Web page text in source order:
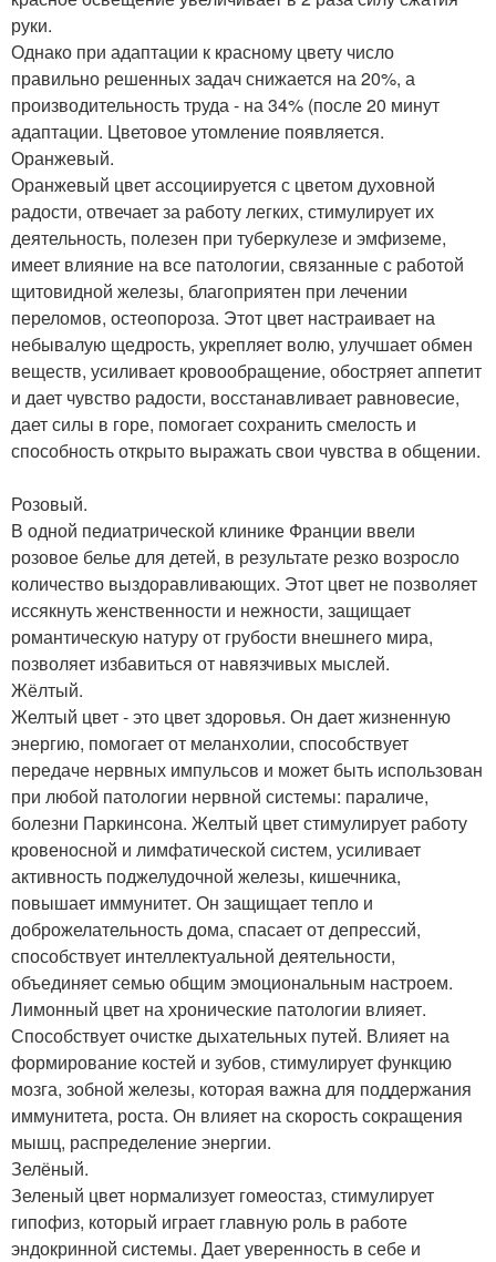
руки.
Однако при адаптации к красному цвету число
правильно решенных задач снижается на 20%, а
производительность труда - на 34% (после 20 минут
адаптации. Цветовое утомление появляется.
Оранжевый.
Оранжевый цвет ассоциируется с цветом духовной
радости, отвечает за работу легких, стимулирует их
деятельность, полезен при туберкулезе и эмфиземе,
имеет влияние на все патологии, связанные с работой
щитовидной железы, благоприятен при лечении
переломов, остеопороза. Этот цвет настраивает на
небывалую щедрость, укрепляет волю, улучшает обмен
веществ, усиливает кровообращение, обостряет аппетит
и дает чувство радости, восстанавливает равновесие,
дает силы в горе, помогает сохранить смелость и
способность открыто выражать свои чувства в общении.
Розовый.
В одной педиатрической клинике Франции ввели
розовое белье для детей, в результате резко возросло
количество выздоравливающих. Этот цвет не позволяет
иссякнуть женственности и нежности, защищает
романтическую натуру от грубости внешнего мира,
позволяет избавиться от навязчивых мыслей.
Жёлтый.
Желтый цвет - это цвет здоровья. Он дает жизненную
энергию, помогает от меланхолии, способствует
передаче нервных импульсов и может быть использован
при любой патологии нервной системы: параличе,
болезни Паркинсона. Желтый цвет стимулирует работу
кровеносной и лимфатической систем, усиливает
активность поджелудочной железы, кишечника,
повышает иммунитет. Он защищает тепло и
доброжелательность дома, спасает от депрессий,
способствует интеллектуальной деятельности,
объединяет семью общим эмоциональным настроем.
Лимонный цвет на хронические патологии влияет.
Способствует очистке дыхательных путей. Влияет на
формирование костей и зубов, стимулирует функцию
мозга, зобной железы, которая важна для поддержания
иммунитета, роста. Он влияет на скорость сокращения
мышц, распределение энергии.
Зелёный.
Зеленый цвет нормализует гомеостаз, стимулирует
гипофиз, который играет главную роль в работе
эндокринной системы. Дает уверенность в себе и